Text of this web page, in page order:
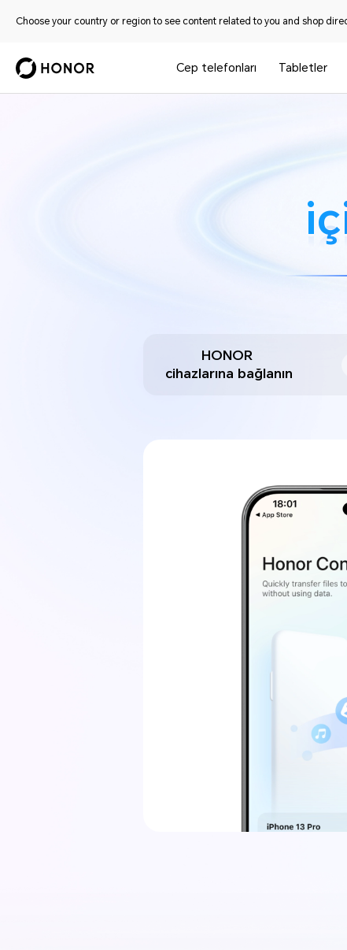
Choose your country or region to see content related to you and shop
Cep telefonları Tabletler
HONOR
cihazlarına bağlanın